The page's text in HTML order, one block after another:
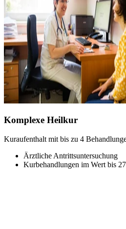
Komplexe Heilkur
Kuraufenthalt mit bis zu 4
Ärztliche Antrittsuntersuchung
Kurbehandlungen im Wert bis